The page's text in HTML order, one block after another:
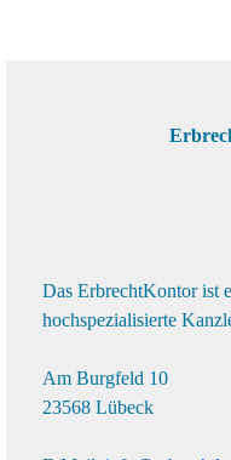
Das ErbrechtKontor ist
hochspezialisierte
Am Burgfeld 10
23568 Lübeck